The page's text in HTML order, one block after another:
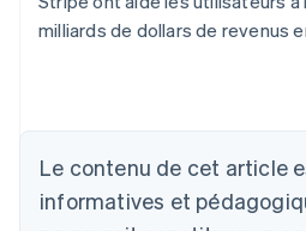
milliards de dollars de revenus
Le contenu de cet article
informatives et
DeutschEnglish
English